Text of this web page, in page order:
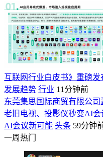
互联网行业白皮书》重磅
发展趋势 行业 11分钟前
东莞集思国际商贸有限公司
老旧电视、投影仪秒变AI
AI会议新可能 头条 59分钟
一周热门